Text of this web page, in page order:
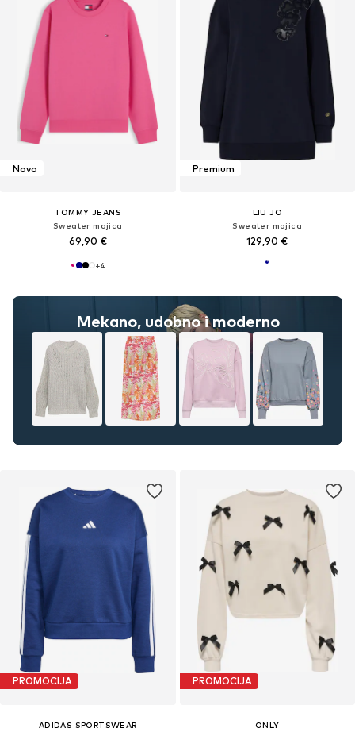
Novo
TOMMY JEANS
Sweater majica
69,90 €
+4
Mekano, udobno i moderno
Premium
LIU JO
Sweater majica
129,90 €
PROMOCIJA
ADIDAS SPORTSWEAR
PROMOCIJA
ONLY